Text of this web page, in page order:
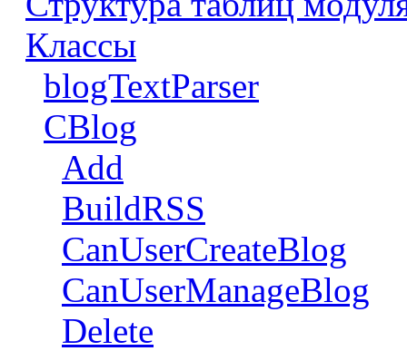
Классы
blogTextParser
CBlog
Add
BuildRSS
CanUserCreateBlog
CanUserManageBlog
Delete